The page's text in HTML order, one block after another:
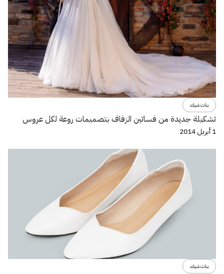
بنات شيك
تشكيلة جديدة من فساتين الزفاف بتصميمات روعة لكل عروس
1 أبريل 2014
بنات شيك